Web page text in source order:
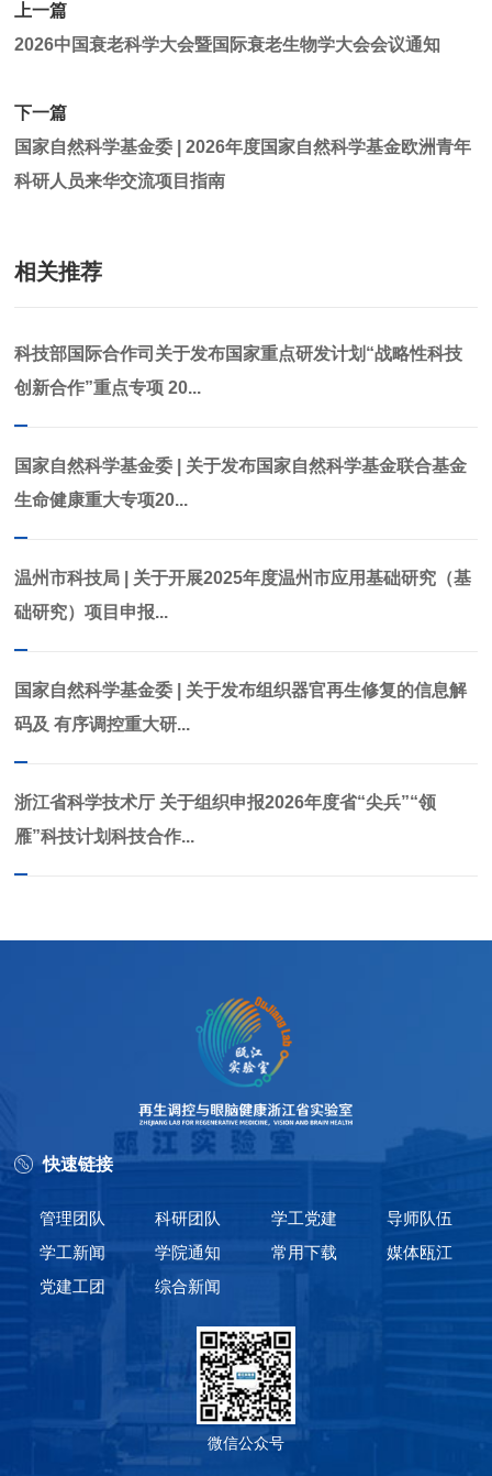
上一篇
2026中国衰老科学大会暨国际衰老生物学大会会议通知
下一篇
国家自然科学基金委 | 2026年度国家自然科学基金欧洲青年
科研人员来华交流项目指南
相关推荐
科技部国际合作司关于发布国家重点研发计划“战略性科技
创新合作”重点专项 20...
国家自然科学基金委 | 关于发布国家自然科学基金联合基金
生命健康重大专项20...
温州市科技局 | 关于开展2025年度温州市应用基础研究（基
础研究）项目申报...
国家自然科学基金委 | 关于发布组织器官再生修复的信息解
码及 有序调控重大研...
浙江省科学技术厅 关于组织申报2026年度省“尖兵”“领
雁”科技计划科技合作...
快速链接
管理团队 科研团队 学工党建
导师队伍
学工新闻
学院通知 常用下载
媒体瓯江
党建工团
综合新闻
微信公众号